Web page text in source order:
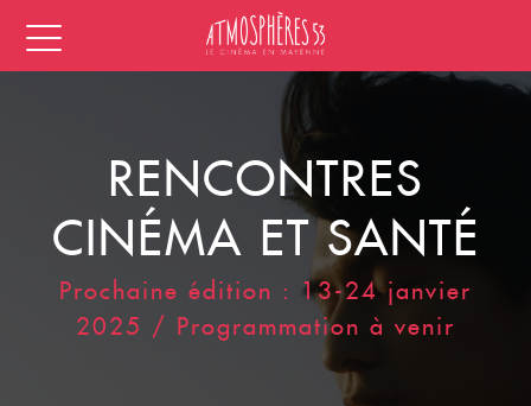
RENCONTRES
CINÉMA ET SANTÉ
Prochaine édition : 13-24 janvier
2025 / Programmation à venir